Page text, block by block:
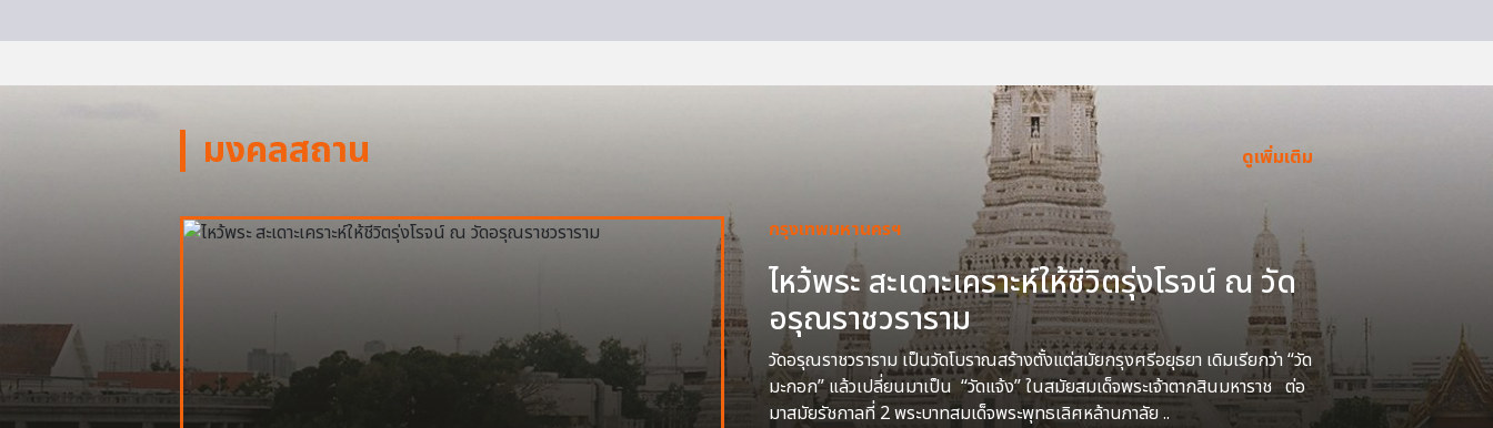
มงคลสถาน ดูเพิ่มเติม
กรุงเทพมหานครฯ
ไหว้พระ สะเดาะเคราะห์ให้ชีวิตรุ่งโรจน์ ณ วัด
อรุณราชวราราม
วัดอรุณราชวราราม เป็นวัดโบราณสร้างตั้งแต่สมัยกรุงศรีอยุธยา เดิมเรียกว่า “วัด
มะกอก” แล้วเปลี่ยนมาเป็น “วัดแจ้ง” ในสมัยสมเด็จพระเจ้าตากสินมหาราช ต่อ
มาสมัยรัชกาลที่ 2 พระบาทสมเด็จพระพุทธเลิศหล้านภาลัย ..